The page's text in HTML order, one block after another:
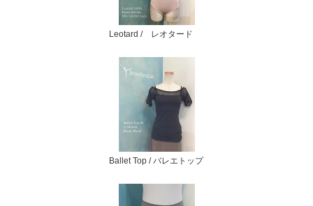
Leotard / レオタード
Ballet Top / バレエトップ